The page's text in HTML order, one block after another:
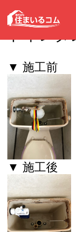
トイレタ
▼ 施工前
▼ 施工後